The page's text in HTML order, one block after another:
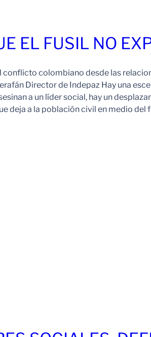
EL FUSIL NO
conflicto colombiano desde las
Director de Indepaz Hay una
a un líder social, hay un
deja a la población civil en medio del